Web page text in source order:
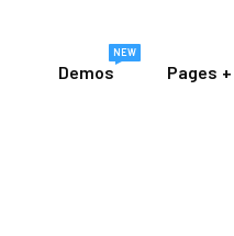
Demos
NEW
Pages